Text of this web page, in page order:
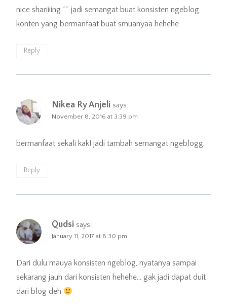
nice shariiiing ^^ jadi semangat buat konsisten ngeblog
konten yang bermanfaat buat smuanyaa hehehe
Reply
Nikea Ry Anjeli says:
November 8, 2016 at 3:39 pm
bermanfaat sekali kak! jadi tambah semangat ngeblogg.
Reply
Qudsi says:
January 11, 2017 at 8:30 pm
Dari dulu mauya konsisten ngeblog, nyatanya sampai
sekarang jauh dari konsisten hehehe… gak jadi dapat duit
dari blog deh